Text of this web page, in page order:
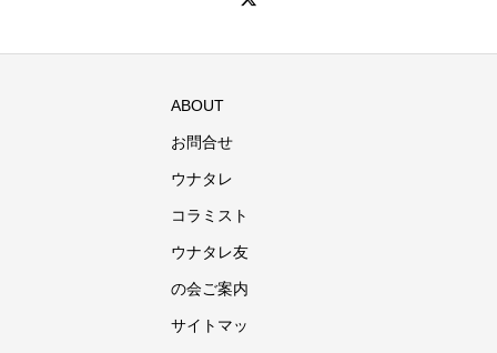
ABOUT
お問合せ
ウナタレ
コラミスト
ウナタレ友
の会ご案内
サイトマッ